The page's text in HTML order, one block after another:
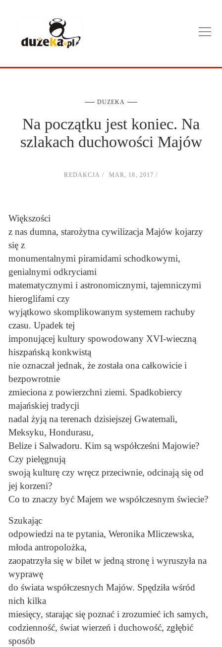
DUZEKA
Na początku jest koniec. Na
szlakach duchowości Majów
REDAKCJA MAR, 18, 2017
Większości
z nas dumna, starożytna cywilizacja Majów kojarzy
się z
monumentalnymi piramidami schodkowymi,
genialnymi odkryciami
matematycznymi i astronomicznymi, tajemniczymi
hieroglifami czy
wyjątkowo skomplikowanym systemem rachuby
czasu. Upadek tej
imponującej kultury spowodowany XVI-wieczną
hiszpańską konkwistą
nie oznaczał jednak, że została ona całkowicie i
bezpowrotnie
zmieciona z powierzchni ziemi. Spadkobiercy
majańskiej tradycji
nadal żyją na terenach dzisiejszej Gwatemali,
Meksyku, Hondurasu,
Belize i Salwadoru. Kim są współcześni Majowie?
Czy pielęgnują
swoją kulturę czy wręcz przeciwnie, odcinają się od
jej korzeni?
Co to znaczy być Majem we współczesnym świecie?
Szukając
odpowiedzi na te pytania, Weronika Mliczewska,
młoda antropolożka,
zaopatrzyła się w bilet w jedną stronę i wyruszyła na
wyprawę
do świata współczesnych Majów. Spędziła wśród
nich kilka
miesięcy, starając się poznać i zrozumieć ich samych,
codzienność, świat wierzeń i duchowość, zgłębić
sposób